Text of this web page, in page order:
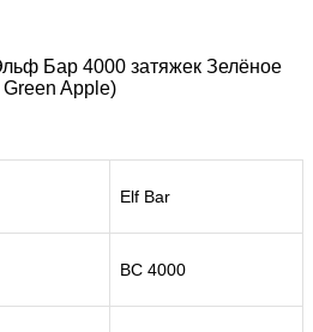
Бар 4000 затяжек Зелёное
Apple)
Elf Bar
BC 4000